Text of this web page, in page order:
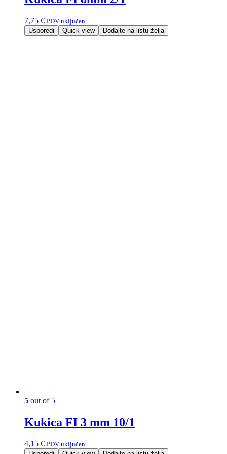
7,75 € PDV uključen
Usporedi
Quick view Dodajte na listu želja
5 out of 5
Kukica FI 3 mm 10/1
4,15 € PDV uključen